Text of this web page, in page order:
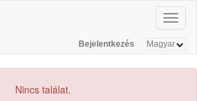
Bejelentkezés
Nincs találat.